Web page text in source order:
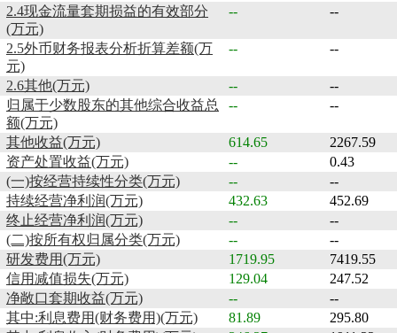
2.4现金流量套期损益的有效部分
(万元)
-- --
2.5外币财务报表分析折算差额(万
元)
-- --
2.6其他(万元) --
--
归属于少数股东的其他综合收益总
额(万元)
-- --
其他收益(万元) 614.65
2267.59
资产处置收益(万元)
--
0.43
(一)按经营持续性分类(万元)
--
--
持续经营净利润(万元)
432.63
452.69
终止经营净利润(万元)
--
--
(二)按所有权归属分类(万元)
--
--
研发费用(万元)
1719.95
7419.55
信用减值损失(万元)
129.04
247.52
净敞口套期收益(万元)
--
--
其中:利息费用(财务费用)(万元)
81.89
295.80